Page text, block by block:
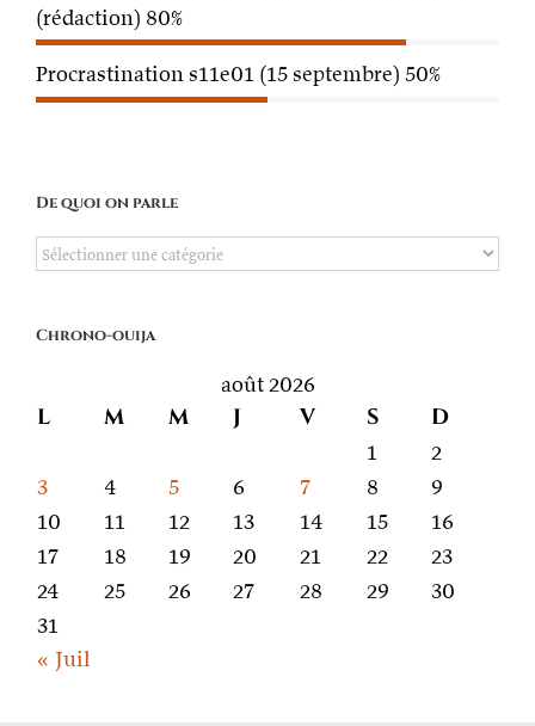
(rédaction) 80%
Procrastination s11e01 (15 septembre) 50%
De quoi on parle
De
parle
Chrono-ouija
août 2026
L M M J V S D
1
2
3
4 5 6 7 8
9
10
11 12 13 14 15
16
17
18 19 20 21 22
23
24
25 26 27 28 29
30
31
« Juil